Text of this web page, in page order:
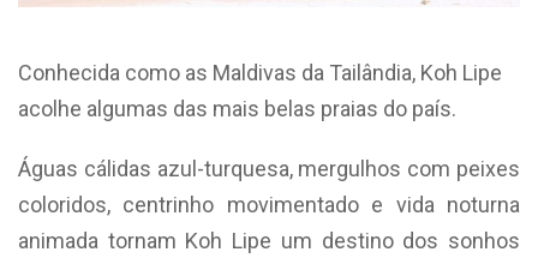
Conhecida como as Maldivas da Tailândia, Koh Lipe
acolhe algumas das mais belas praias do país.
Águas cálidas azul-turquesa, mergulhos com peixes
coloridos, centrinho movimentado e vida noturna
animada tornam Koh Lipe um destino dos sonhos